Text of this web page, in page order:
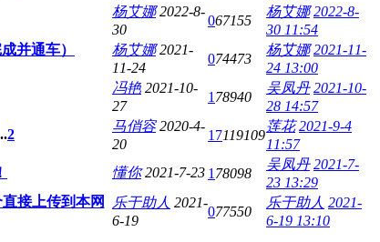
杨艾娜 2022-8-
30
067155
杨艾娜 2022-8-
30 11:54
并通车） 杨艾娜 2021-
11-24
074473
杨艾娜 2021-11-
24 13:00
冯艳 2021-10-
27
1 78940
吴凤丹 2021-10-
28 14:57
2
马俏容 2020-4-
20
17119109
莲花 2021-9-4
11:57
懂你 2021-7-23 1 78098
吴凤丹 2021-7-
23 13:29
接上传到本网
乐于助人 2021-
6-19
077550
乐于助人 2021-
6-19 13:10